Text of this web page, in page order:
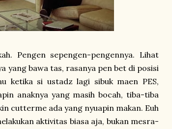
Pengen sepengen-pengennya. Lihat
yang bawa tas, rasanya pen bet di posisi
ketika si ustadz lagi sibuk maen PES,
anaknya yang masih bocah, tiba-tiba
cutterme ada yang nyuapin makan. Euh
aktivitas biasa aja, bukan mesra-